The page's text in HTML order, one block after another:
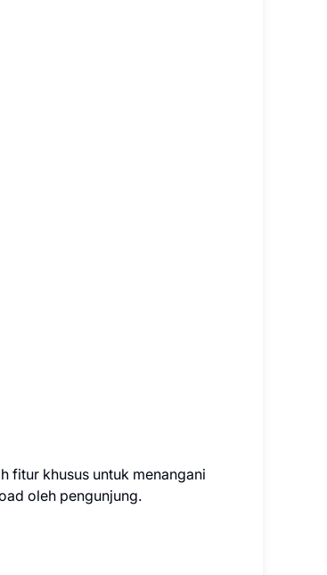
fitur khusus untuk menangani
oleh pengunjung.